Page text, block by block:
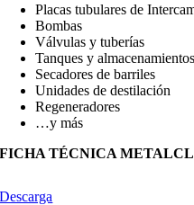
Placas tubulares de
Bombas
Válvulas y tuberías
Tanques y almacenamientos
Secadores de barriles
Unidades de destilación
Regeneradores
…y más
FICHA TÉCNICA
Descarga